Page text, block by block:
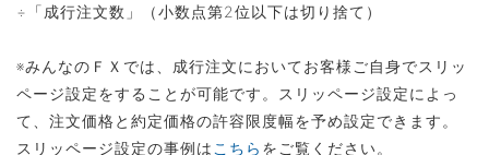
÷「成行注文数」（小数点第2位以下は切り捨て）
※みんなのＦＸでは、成行注文においてお客様ご自身でスリッ
ページ設定をすることが可能です。スリッページ設定によっ
て、注文価格と約定価格の許容限度幅を予め設定できます。
スリッページ設定の事例は こちら をご覧ください。